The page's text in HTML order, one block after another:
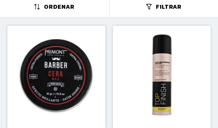
ORDENAR FILTRAR